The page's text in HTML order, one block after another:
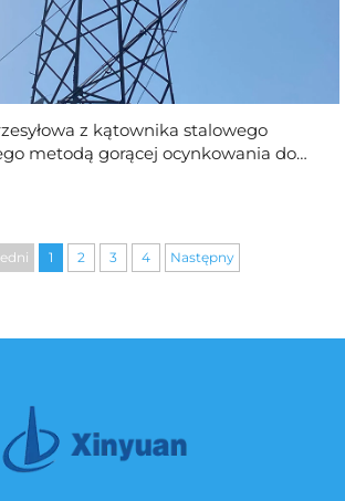
z kątownika stalowego
metodą gorącej ocynkowania do
1 2 3 4 Następny